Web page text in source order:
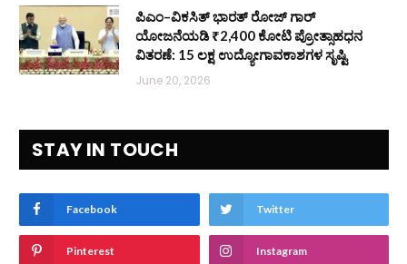
ಪಿಎಂ–ವಿಕಸಿತ್ ಭಾರತ್ ರೋಜ್‌ ಗಾರ್
ಯೋಜನೆಯಡಿ ₹2,400 ಕೋಟಿ ಪ್ರೋತ್ಸಾಹಧನ
ವಿತರಣೆ: 15 ಲಕ್ಷ ಉದ್ಯೋಗಾವಕಾಶಗಳ ಸೃಷ್ಟಿ
June 20, 2026
STAY IN TOUCH
Facebook Twitter
Pinterest Instagram